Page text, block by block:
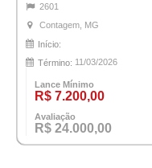
2601
Contagem, MG
Início:
Término: 11/03/2026
Lance Mínimo
R$ 7.200,00
Avaliação
R$ 24.000,00